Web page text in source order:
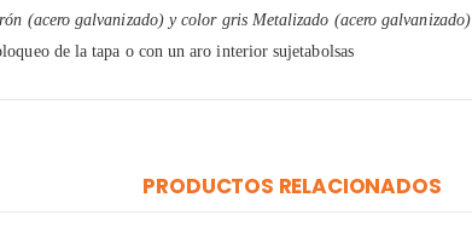
(acero galvanizado) y color gris Metalizado (acero galvanizado)
de la tapa o con un aro interior sujetabolsas
PRODUCTOS RELACIONADOS